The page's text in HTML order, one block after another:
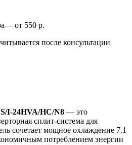
— от 550 р.
после консультации
I-24HVA/HC/N8 — это
сплит-система для
сочетает мощное охлаждение 7.1
потреблением энергии